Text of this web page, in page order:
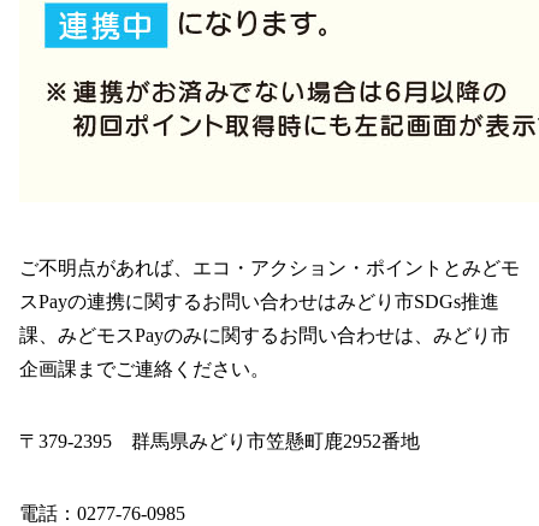
ご不明点があれば、エコ・アクション・ポイントとみどモ
スPayの連携に関するお問い合わせはみどり市SDGs推進
課、みどモスPayのみに関するお問い合わせは、みどり市
企画課までご連絡ください。
〒379-2395 群馬県みどり市笠懸町鹿2952番地
電話：0277-76-0985